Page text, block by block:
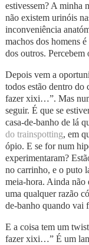
estivessem? A minha
não existem urinóis
inconveniência
machos dos homens
dos outros.
Depois vem a
todos estão dentro do
fazer xixi…”. Mas
seguir. É que se
casa-de-banho de lá
do trainspotting, em
ópio. E se for num
experimentaram?
no carrinho, e o puto
meia-hora. Ainda não
uma qualquer razão
de-banho quando vai
E a coisa tem um
fazer xixi…” É um